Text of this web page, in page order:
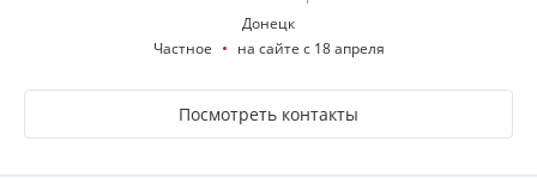
Донецк
Частное
на сайте с 18 апреля
Посмотреть контакты